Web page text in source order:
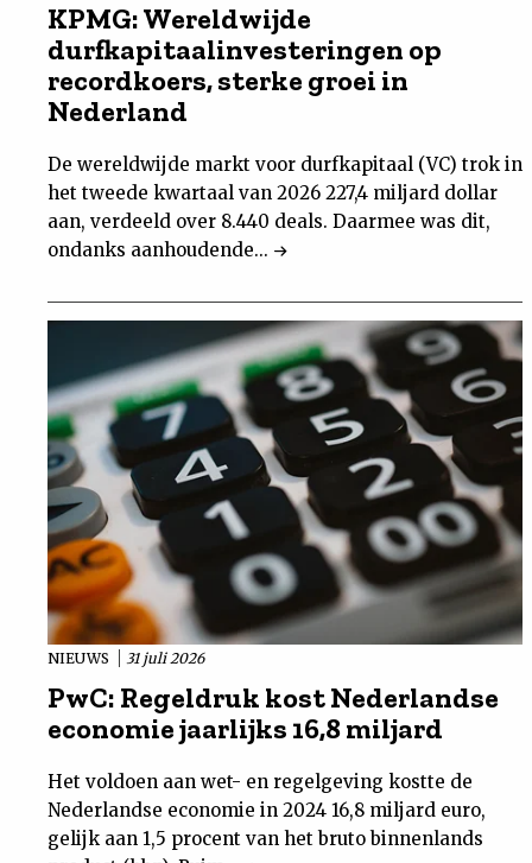
KPMG: Wereldwijde
durfkapitaalinvesteringen op
recordkoers, sterke groei in
Nederland
De wereldwijde markt voor durfkapitaal (VC) trok in
het tweede kwartaal van 2026 227,4 miljard dollar
aan, verdeeld over 8.440 deals. Daarmee was dit,
ondanks aanhoudende...
NIEUWS 31 juli 2026
PwC: Regeldruk kost Nederlandse
economie jaarlijks 16,8 miljard
Het voldoen aan wet- en regelgeving kostte de
Nederlandse economie in 2024 16,8 miljard euro,
gelijk aan 1,5 procent van het bruto binnenlands